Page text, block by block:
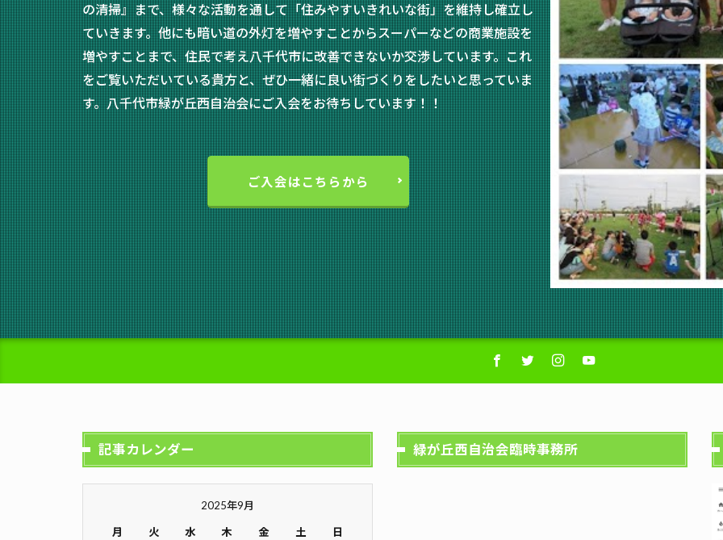
の清掃』まで、様々な活動を通して「住みやすいきれいな街」を維持し確立し
ていきます。他にも暗い道の外灯を増やすことからスーパーなどの商業施設を
増やすことまで、住民で考え八千代市に改善できないか交渉しています。これ
をご覧いただいている貴方と、ぜひ一緒に良い街づくりをしたいと思っていま
す。八千代市緑が丘西自治会にご入会をお待ちしています！！
ご入会はこちらから
記事カレンダー
2025年9月
月 火 水 木 金 土 日
緑が丘西自治会臨時事務所